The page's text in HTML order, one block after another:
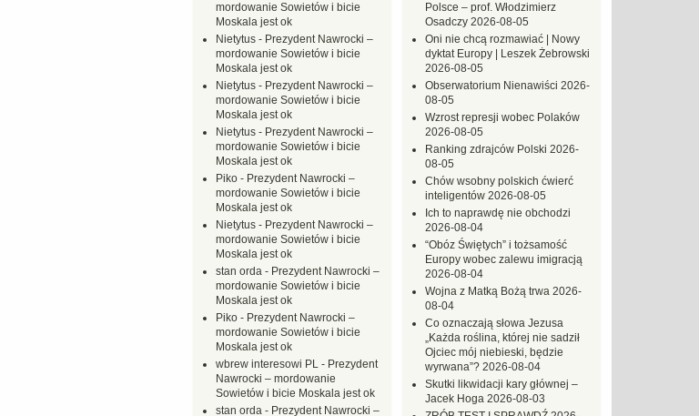
Polsce – prof. Włodzimierz
Osadczy 2026-08-05
Oni nie chcą rozmawiać | Nowy
dyktat Europy | Leszek Żebrowski
2026-08-05
Obserwatorium Nienawiści 2026-
08-05
Wzrost represji wobec Polaków
2026-08-05
Ranking zdrajców Polski 2026-
08-05
Chów wsobny polskich ćwierć
inteligentów 2026-08-05
Ich to naprawdę nie obchodzi
2026-08-04
“Obóz Świętych” i tożsamość
Europy wobec zalewu imigracją
2026-08-04
Wojna z Matką Bożą trwa 2026-
08-04
Co oznaczają słowa Jezusa
„Każda roślina, której nie sadził
Ojciec mój niebieski, będzie
wyrwana”? 2026-08-04
Skutki likwidacji kary głównej –
Jacek Hoga 2026-08-03
mordowanie Sowietów i bicie
Moskala jest ok
Nietytus - Prezydent Nawrocki –
mordowanie Sowietów i bicie
Moskala jest ok
Nietytus - Prezydent Nawrocki –
mordowanie Sowietów i bicie
Moskala jest ok
Nietytus - Prezydent Nawrocki –
mordowanie Sowietów i bicie
Moskala jest ok
Piko - Prezydent Nawrocki –
mordowanie Sowietów i bicie
Moskala jest ok
Nietytus - Prezydent Nawrocki –
mordowanie Sowietów i bicie
Moskala jest ok
stan orda - Prezydent Nawrocki –
mordowanie Sowietów i bicie
Moskala jest ok
Piko - Prezydent Nawrocki –
mordowanie Sowietów i bicie
Moskala jest ok
wbrew interesowi PL - Prezydent
Nawrocki – mordowanie
Sowietów i bicie Moskala jest ok
stan orda - Prezydent Nawrocki –